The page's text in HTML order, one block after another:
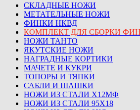
СКЛАДНЫЕ НОЖИ
МЕТАТЕЛЬНЫЕ НОЖИ
ФИНКИ НКВД
КОМПЛЕКТ ДЛЯ СБОРКИ
НОЖИ ТАНТО
ЯКУТСКИЕ НОЖИ
НАГРАДНЫЕ КОРТИКИ
МАЧЕТЕ И КУКРИ
ТОПОРЫ И ТЯПКИ
САБЛИ И ШАШКИ
НОЖИ ИЗ СТАЛИ Х12МФ
НОЖИ ИЗ СТАЛИ 95Х18